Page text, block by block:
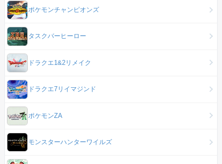
ポケモンチャンピオンズ
タスクバーヒーロー
ドラクエ1&2リメイク
ドラクエ7リイマジンド
ポケモンZA
モンスターハンターワイルズ